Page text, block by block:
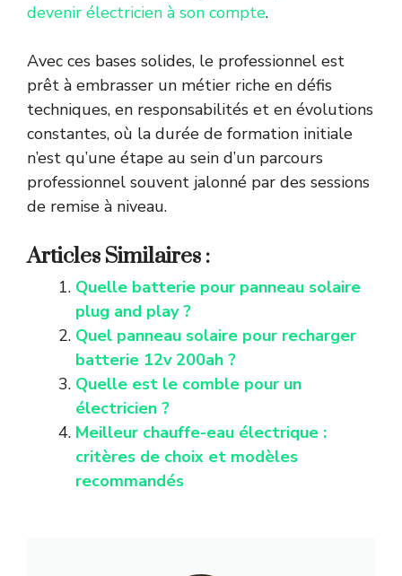
devenir électricien à son compte.
Avec ces bases solides, le professionnel est
prêt à embrasser un métier riche en défis
techniques, en responsabilités et en évolutions
constantes, où la durée de formation initiale
n’est qu’une étape au sein d’un parcours
professionnel souvent jalonné par des sessions
de remise à niveau.
Articles Similaires :
Quelle batterie pour panneau solaire
plug and play ?
Quel panneau solaire pour recharger
batterie 12v 200ah ?
Quelle est le comble pour un
électricien ?
Meilleur chauffe-eau électrique :
critères de choix et modèles
recommandés